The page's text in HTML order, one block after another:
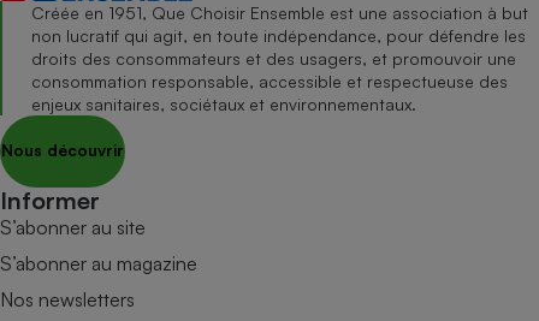
Créée en 1951, Que Choisir Ensemble est une association à but
non lucratif qui agit, en toute indépendance, pour défendre les
droits des consommateurs et des usagers, et promouvoir une
consommation responsable, accessible et respectueuse des
enjeux sanitaires, sociétaux et environnementaux.
Nous découvrir
Informer
S’abonner au site
S’abonner au magazine
Nos newsletters